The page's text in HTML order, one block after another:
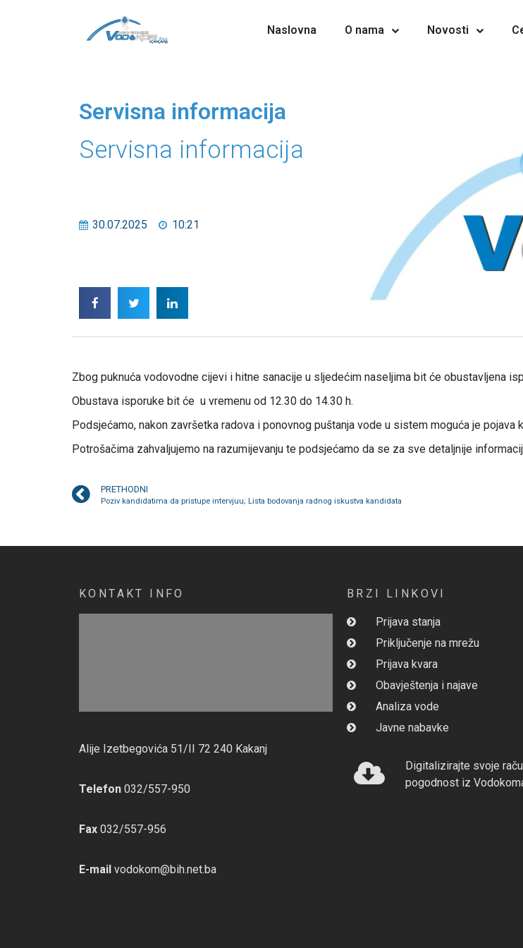
Naslovna O nama Novosti
Servisna informacija
Servisna informacija
30.07.2025 10:21
Zbog puknuća vodovodne cijevi i hitne sanacije u sljedećim naseljima bit će obustavljena
Obustava isporuke bit će u vremenu od 12.30 do 14.30 h.
Podsjećamo, nakon završetka radova i ponovnog puštanja vode u sistem moguća je pojava
Potrošačima zahvaljujemo na razumijevanju te podsjećamo da se za sve detaljnije
PRETHODNI
Poziv kandidatima da pristupe intervjuu; Lista bodovanja radnog iskustva kandidata
KONTAKT INFO
Alije Izetbegovića 51/II 72 240 Kakanj
Telefon 032/557-950
Fax 032/557-956
E-mail vodokom@bih.net.ba
BRZI LINKOVI
Prijava stanja
Priključenje na mrežu
Prijava kvara
Obavještenja i najave
Analiza vode
Javne nabavke
Digitalizirajte svoje
pogodnost iz